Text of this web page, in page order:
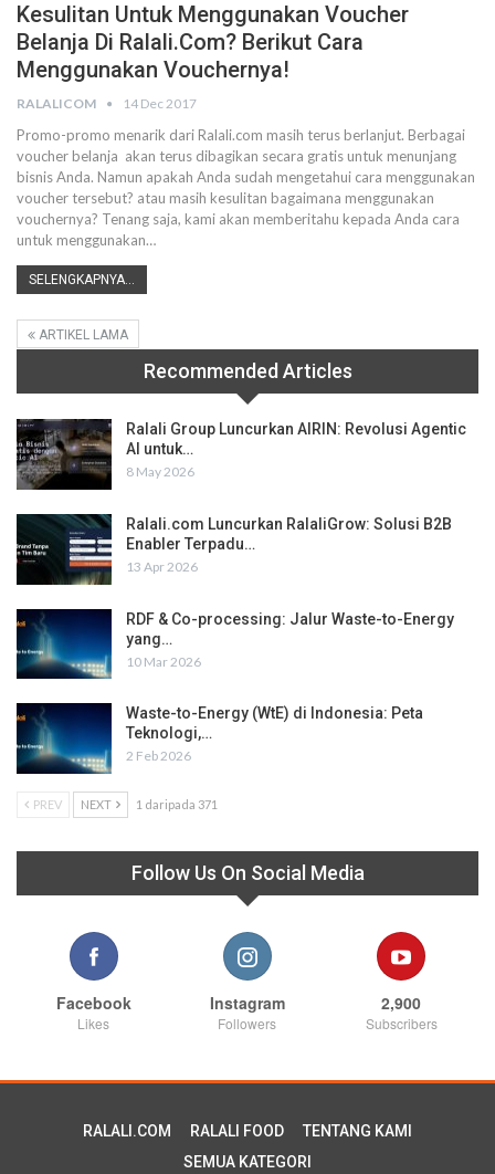
Kesulitan Untuk Menggunakan Voucher
Belanja Di Ralali.com? Berikut Cara
Menggunakan Vouchernya!
RALALICOM 14 Dec 2017
Promo-promo menarik dari Ralali.com masih terus berlanjut. Berbagai
voucher belanja akan terus dibagikan secara gratis untuk menunjang
bisnis Anda. Namun apakah Anda sudah mengetahui cara menggunakan
voucher tersebut? atau masih kesulitan bagaimana menggunakan
vouchernya? Tenang saja, kami akan memberitahu kepada Anda cara
untuk menggunakan…
SELENGKAPNYA...
ARTIKEL LAMA
Recommended Articles
Ralali Group Luncurkan AIRIN: Revolusi Agentic
AI untuk…
8 May 2026
Ralali.com Luncurkan RalaliGrow: Solusi B2B
Enabler Terpadu…
13 Apr 2026
RDF & Co-processing: Jalur Waste-to-Energy
yang…
10 Mar 2026
Waste-to-Energy (WtE) di Indonesia: Peta
Teknologi,…
2 Feb 2026
PREV NEXT 1 daripada 371
Follow Us On Social Media
Facebook
Likes
Instagram
Followers
2,900
Subscribers
RALALI.COM RALALI FOOD
TENTANG KAMI
SEMUA KATEGORI